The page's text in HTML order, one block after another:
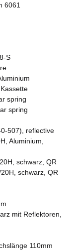
6061
S
spring
spring
507), reflective
Aluminium,
schwarz, QR
schwarz, QR
mit Reflektoren,
110mm